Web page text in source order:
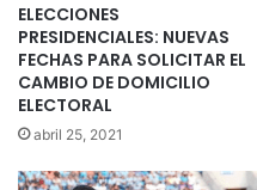
ELECCIONES
PRESIDENCIALES: NUEVAS
FECHAS PARA SOLICITAR EL
CAMBIO DE DOMICILIO
ELECTORAL
abril 25, 2021